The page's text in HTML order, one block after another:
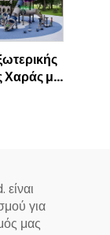
Χαράς με
για
μας